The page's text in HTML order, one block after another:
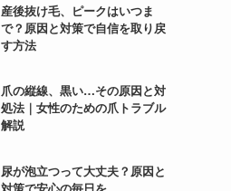
産後抜け毛、ピークはいつま
で？原因と対策で自信を取り戻
す方法
爪の縦線、黒い…その原因と対
処法｜女性のための爪トラブル
解説
尿が泡立つって大丈夫？原因と